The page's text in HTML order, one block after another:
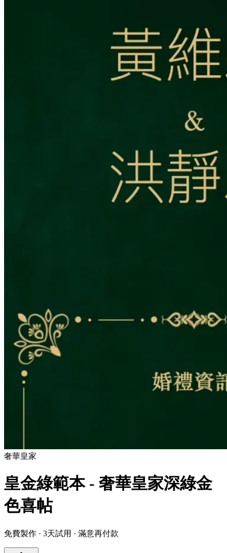
奢華皇家
皇金綠範本 - 奢華皇家深綠金
色喜帖
免費製作 · 3天試用 · 滿意再付款